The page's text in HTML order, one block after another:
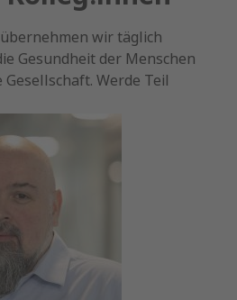
wir täglich
Gesundheit der Menschen
Werde Teil